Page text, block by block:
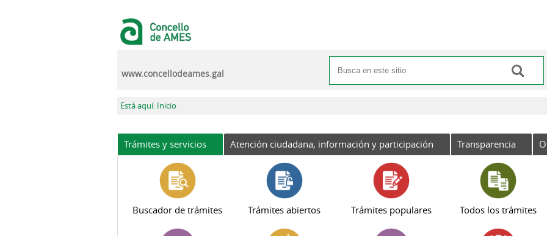
Formulario de búsqueda
Buscar
www.concellodeames.gal
Se encuentra usted aquí
Está aquí: Inicio
Trámites y servicios Atención ciudadana, información y participación Transparencia
Buscador de trámites Trámites abiertos Trámites populares Todos los trámites